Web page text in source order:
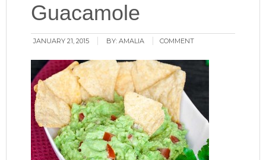
Guacamole
JANUARY 21, 2015 BY:AMALIA COMMENT